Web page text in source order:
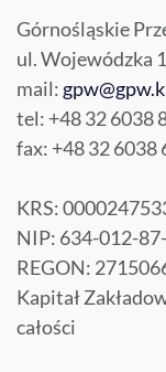
Górnośląskie
ul. Wojewódzka
mail:
tel: +48 32 6038
fax: +48 32 6038
KRS:
NIP: 634-012-
REGON:
Kapitał
całości